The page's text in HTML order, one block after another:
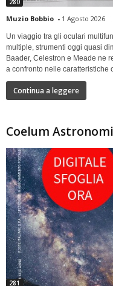
280
Muzio Bobbio - 1 Agosto 2026
Un viaggio tra gli oculari
multiple, strumenti oggi quasi
Baader, Celestron e Meade ne
a confronto nelle caratteristiche
Continua a leggere
Coelum
281